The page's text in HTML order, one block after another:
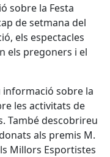
sobre la Festa
de setmana del
els espectacles
els pregoners i el
informació sobre la
les activitats de
També descobrireu
als premis M.
Millors Esportistes